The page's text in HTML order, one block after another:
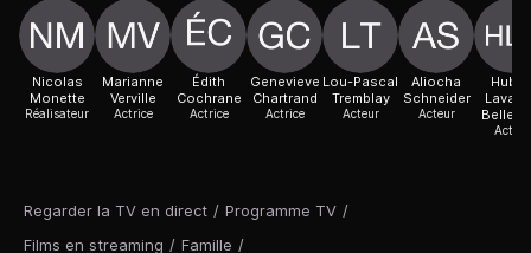
Regarder la TV en direct / Programme TV /
Films en streaming / Famille /
Nicolas
Monette
Réalisateur
Marianne
Verville
Actrice
Édith
Cochrane
Actrice
Genevieve
Chartrand
Actrice
Lou-Pascal
Tremblay
Acteur
Aliocha
Schneider
Acteur
Acteur